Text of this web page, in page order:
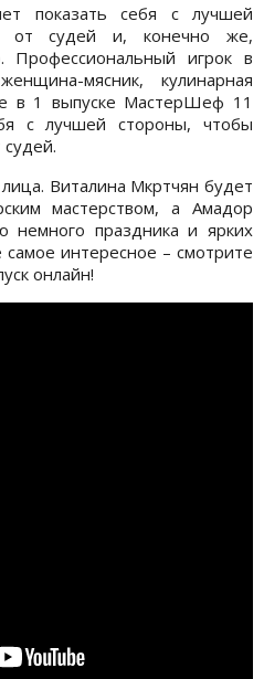
показать себя с лучшей
от судей и, конечно же,
Профессиональный игрок в
мясник, кулинарная
в 1 выпуске МастерШеф 11
с лучшей стороны, чтобы
Виталина Мкртчян будет
мастерством, а Амадор
немного праздника и ярких
интересное – смотрите
онлайн!